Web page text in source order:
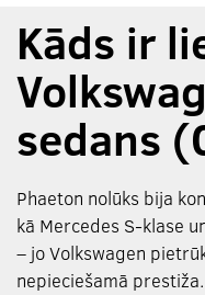
Kāds ir
sedans
Phaeton nolūks bija
kā Mercedes S-klase
– jo Volkswagen
nepieciešamā prestiža.